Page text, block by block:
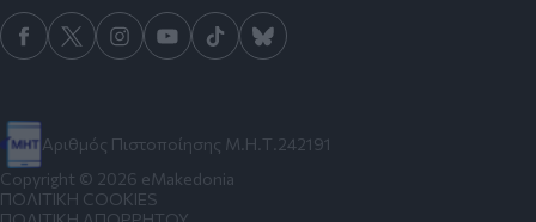
Αριθμός Πιστοποίησης Μ.Η.Τ.242191
Copyright © 2026 eMakedonia
ΠΟΛΙΤΙΚΗ COOKIES